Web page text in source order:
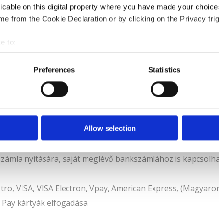
on this digital property where you have made your
from the Cookie Declaration or by clicking on the Privacy
to:
your geographical location which can be accurate to within
actively scanning it for specific characteristics (fingerprinting)
personal data is processed and set your preferences in the
site with our social media, advertising and analytics
provided to them or that they’ve collected from your use of
Preferences Statistics
Allow selection
nyitására, saját meglévő bankszámlához is
VISA, VISA Electron, Vpay, American Express,
kártyák elfogadása